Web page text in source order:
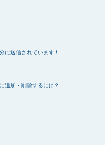
に送信されています！
追加・削除するには？